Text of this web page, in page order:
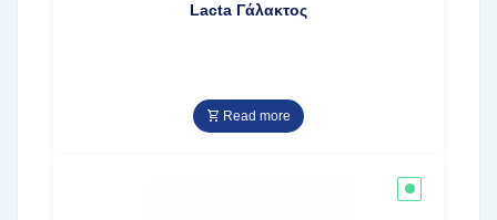
Lacta Γάλακτος
Read more